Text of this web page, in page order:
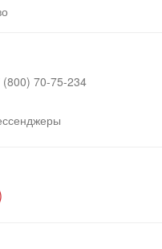
(800) 70-75-234